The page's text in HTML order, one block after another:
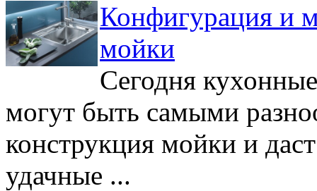
Конфигурация и
мойки
Сегодня
могут быть самыми
конструкция мойки и
удачные ...